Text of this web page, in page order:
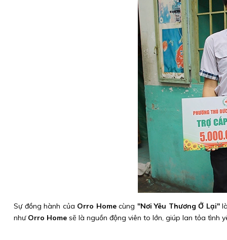
Sự đồng hành của Orro Homecùng "Nơi Yêu Thương Ở Lại"
như Orro Home sẽ là nguồn động viên to lớn, giúp lan tỏa tình